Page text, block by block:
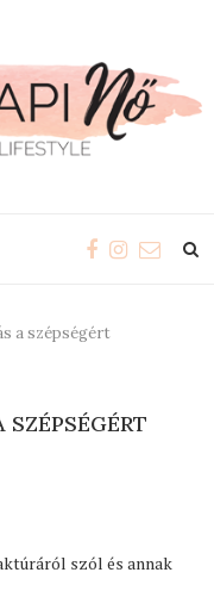
a szépségért
szól és annak